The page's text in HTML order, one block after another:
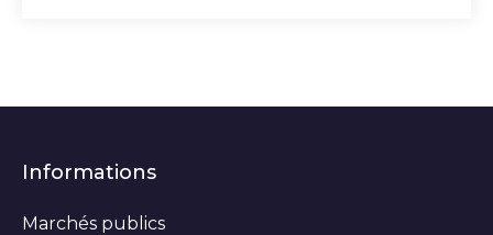
Informations
Marchés publics